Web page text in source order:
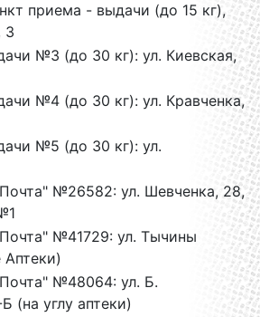
приема - выдачи (до 15 кг),
3
№3 (до 30 кг): ул. Киевская,
№4 (до 30 кг): ул. Кравченка,
№5 (до 30 кг): ул.
№26582: ул. Шевченка, 28,
№41729: ул. Тычины
№48064: ул. Б.
(на углу аптеки)